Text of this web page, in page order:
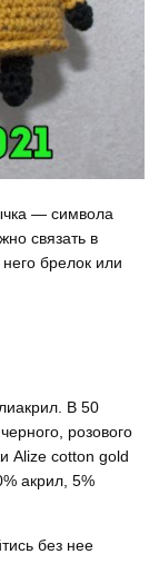
— символа
связать в
брелок или
В 50
розового
Alize cotton gold
акрил, 5%
без нее